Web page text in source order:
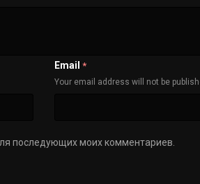
Email *
Your email address will not be
последующих моих комментариев.